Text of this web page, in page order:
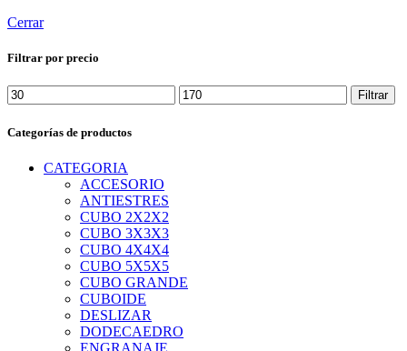
Cerrar
Filtrar por precio
Precio
mínimo
Precio
máximo
Filtrar
Categorías de productos
CATEGORIA
ACCESORIO
ANTIESTRES
CUBO 2X2X2
CUBO 3X3X3
CUBO 4X4X4
CUBO 5X5X5
CUBO GRANDE
CUBOIDE
DESLIZAR
DODECAEDRO
ENGRANAJE